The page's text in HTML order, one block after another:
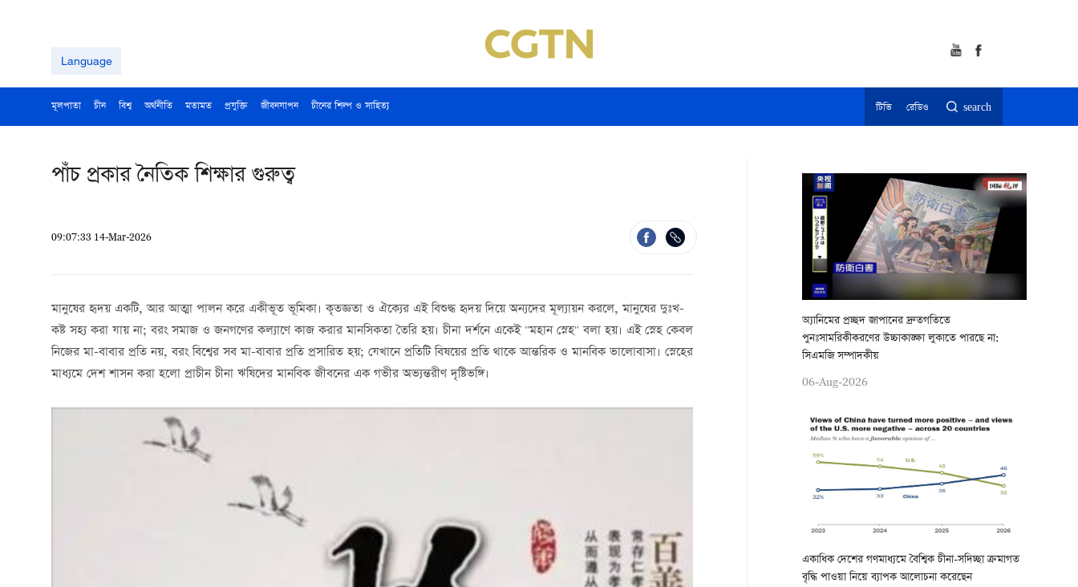
Language
মূলপাতা চীন বিশ্ব অর্থনীতি মতামত প্রযুক্তি জীবনযাপন চীনের শিল্প ও সাহিত্য টিভি রেডিও search
পাঁচ প্রকার নৈতিক শিক্ষার গুরুত্ব
09:07:33 14-Mar-2026
মানুষের হৃদয় একটি, আর আত্মা পালন করে একীভূত ভূমিকা। কৃতজ্ঞতা ও ঐক্যের এই বিশুদ্ধ হৃদয় দিয়ে অন্যদের মূল্যায়ন করলে, মানুষের দুঃখ-
কষ্ট সহ্য করা যায় না; বরং সমাজ ও জনগণের কল্যাণে কাজ করার মানসিকতা তৈরি হয়। চীনা দর্শনে একেই "মহান স্নেহ" বলা হয়। এই স্নেহ কেবল
নিজের মা-বাবার প্রতি নয়, বরং বিশ্বের সব মা-বাবার প্রতি প্রসারিত হয়; যেখানে প্রতিটি বিষয়ের প্রতি থাকে আন্তরিক ও মানবিক ভালোবাসা। স্নেহের
মাধ্যমে দেশ শাসন করা হলো প্রাচীন চীনা ঋষিদের মানবিক জীবনের এক গভীর অভ্যন্তরীণ দৃষ্টিভঙ্গি।
অ্যানিমের প্রচ্ছদ জাপানের দ্রুতগতিতে
পুনঃসামরিকীকরণের উচ্চাকাঙ্ক্ষা লুকাতে পারছে না:
সিএমজি সম্পাদকীয়
06-Aug-2026
একাধিক দেশের গণমাধ্যমে বৈশ্বিক চীনা-সদিচ্ছা ক্রমাগত
বৃদ্ধি পাওয়া নিয়ে ব্যাপক আলোচনা করেছেন